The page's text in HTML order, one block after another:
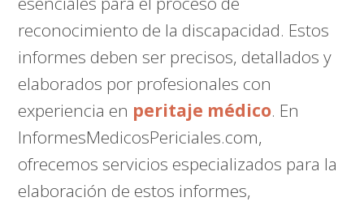
reconocimiento de la discapacidad. Estos
informes deben ser precisos, detallados y
elaborados por profesionales con
experiencia en peritaje médico. En
InformesMedicosPericiales.com,
ofrecemos servicios especializados para la
elaboración de estos informes,